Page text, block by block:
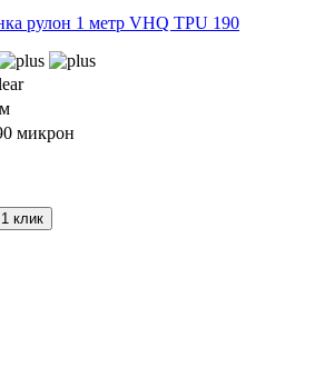
рулон 1 метр VHQ TPU 190
микрон
клик